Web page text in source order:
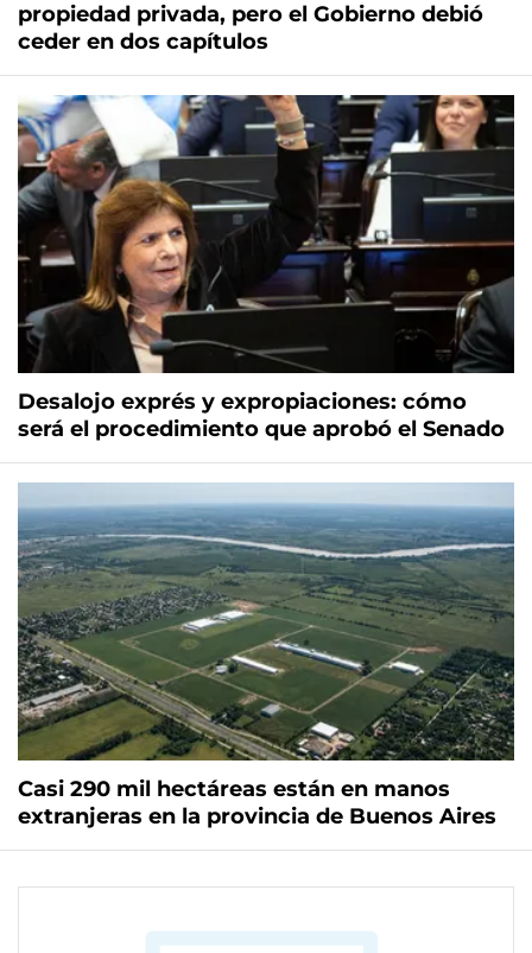
propiedad privada, pero el Gobierno debió
ceder en dos capítulos
Desalojo exprés y expropiaciones: cómo
será el procedimiento que aprobó el Senado
Casi 290 mil hectáreas están en manos
extranjeras en la provincia de Buenos Aires